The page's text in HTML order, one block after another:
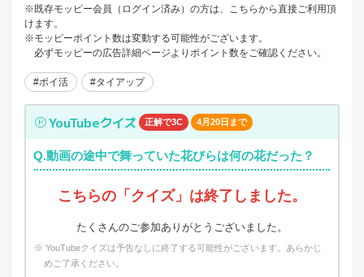
※既存モッピー会員（ログイン済み）の方は、こちらから直接ご利用頂
けます。
※モッピーポイント数は変動する可能性がございます。
必ずモッピーの広告詳細ページよりポイント数をご確認ください。
#ポイ活 #タイアップ
YouTubeクイズ 正解で3C 4月20日まで
Q.動画の途中で舞っていた花びらは何の花だった？
こちらの「クイズ」は終了しました。
たくさんのご参加ありがとうございました。
※ YouTubeクイズは予告なしに終了する可能性がございます。あらかじ
めご了承ください。